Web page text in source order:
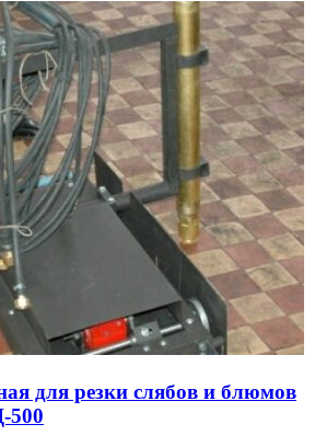
для резки слябов и блюмов
500